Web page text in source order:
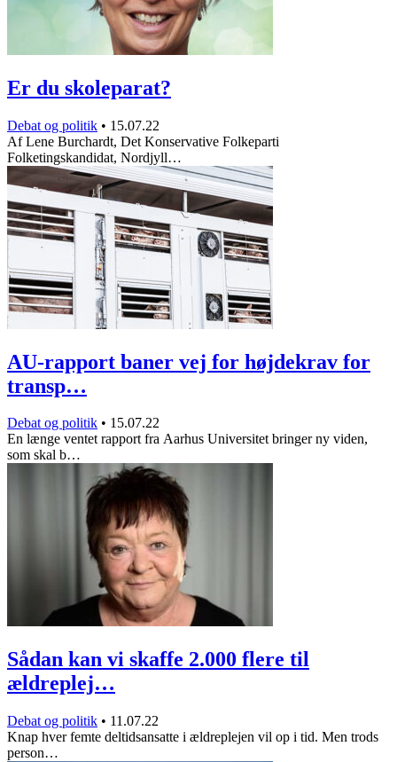
Er du skoleparat?
Debat og politik • 15.07.22
Af Lene Burchardt, Det Konservative Folkeparti
Folketingskandidat, Nordjyll…
AU-rapport baner vej for højdekrav for
transp…
Debat og politik • 15.07.22
En længe ventet rapport fra Aarhus Universitet bringer ny viden,
som skal b…
Sådan kan vi skaffe 2.000 flere til
ældreplej…
Debat og politik • 11.07.22
Knap hver femte deltidsansatte i ældreplejen vil op i tid. Men trods
person…